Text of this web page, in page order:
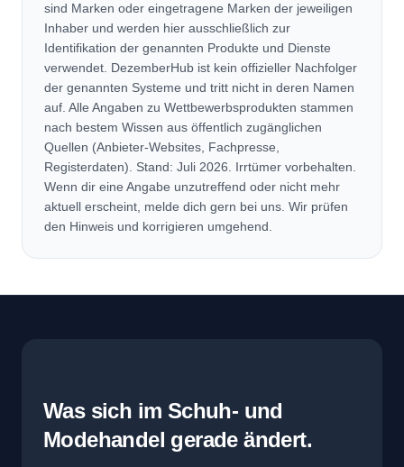
sind Marken oder eingetragene Marken der jeweiligen
Inhaber und werden hier ausschließlich zur
Identifikation der genannten Produkte und Dienste
verwendet. DezemberHub ist kein offizieller Nachfolger
der genannten Systeme und tritt nicht in deren Namen
auf. Alle Angaben zu Wettbewerbsprodukten stammen
nach bestem Wissen aus öffentlich zugänglichen
Quellen (Anbieter-Websites, Fachpresse,
Registerdaten). Stand: Juli 2026. Irrtümer vorbehalten.
Wenn dir eine Angabe unzutreffend oder nicht mehr
aktuell erscheint, melde dich gern bei uns. Wir prüfen
den Hinweis und korrigieren umgehend.
Was sich im Schuh- und
Modehandel gerade ändert.